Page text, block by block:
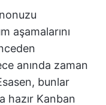
aşamalarını
anında zaman
bunlar
hazır Kanban